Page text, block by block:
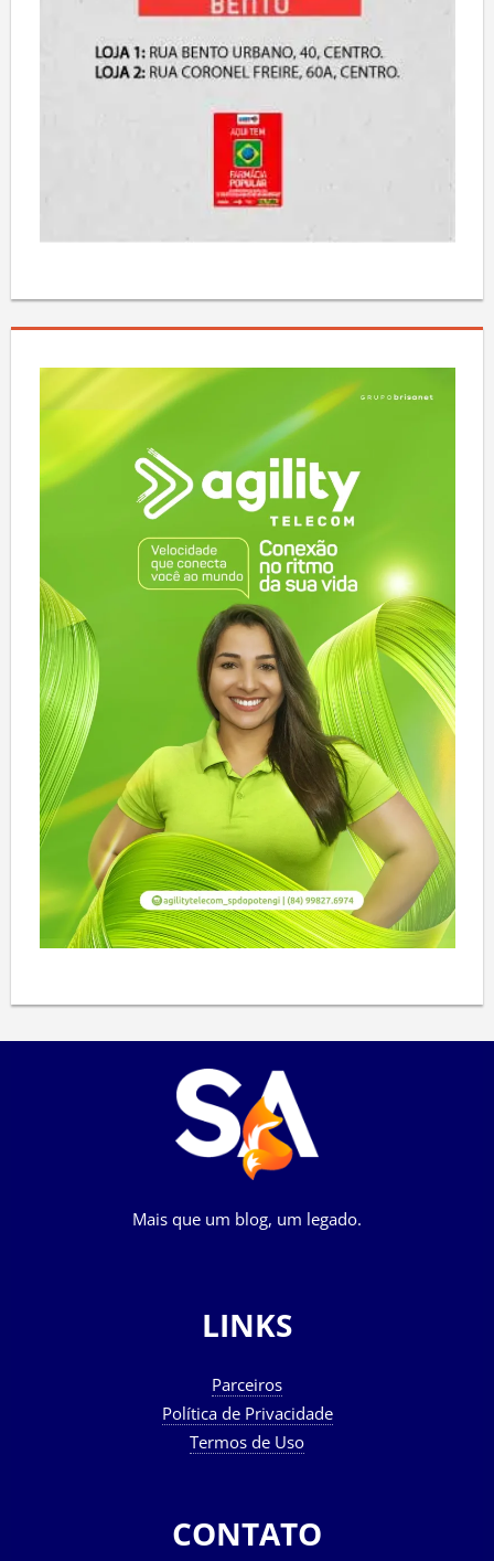
Mais que um blog, um legado.
LINKS
Parceiros
Política de Privacidade
Termos de Uso
CONTATO